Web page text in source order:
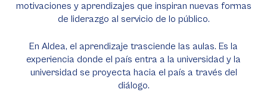
motivaciones y aprendizajes que inspiran nuevas formas
de liderazgo al servicio de lo público.
En Aldea, el aprendizaje trasciende las aulas. Es la
experiencia donde el país entra a la universidad y la
universidad se proyecta hacia el país a través del
diálogo.